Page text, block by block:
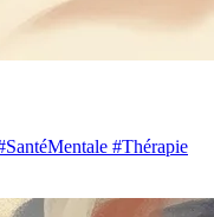
#Thérapie